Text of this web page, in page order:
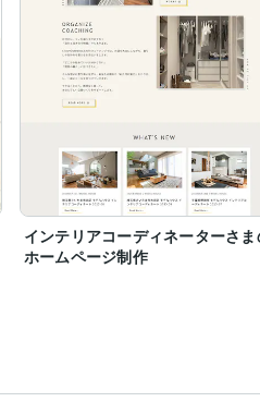
インテリアコーディネーターさま
ホームページ制作